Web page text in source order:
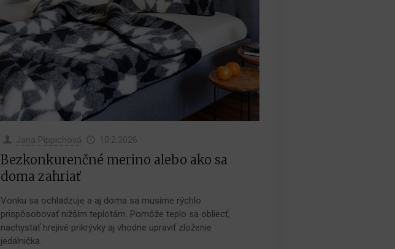
Jana Pippichová 10.2.2026
Bezkonkurenčné merino alebo ako sa
doma zahriať
Vonku sa ochladzuje a aj doma sa musíme rýchlo
prispôsobovať nižším teplotám. Pomôže teplo sa obliecť,
nachystať hrejivé prikrývky aj vhodne upraviť zloženie
jedálnička.